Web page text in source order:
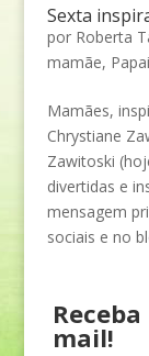
Sexta
por Roberta
mamãe, Papai
Mamães,
Chrystiane
Zawitoski
divertidas e
mensagem
sociais e no
mail!